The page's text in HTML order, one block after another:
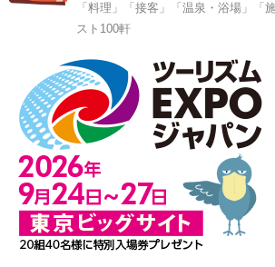
「料理」「接客」「温泉・浴場」「
スト100軒